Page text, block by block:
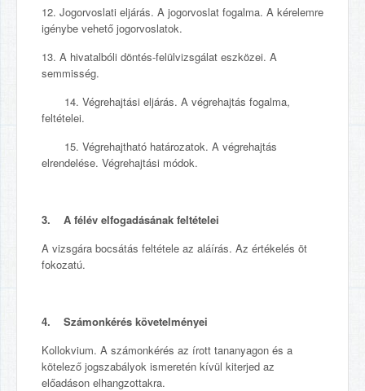
12. Jogorvoslati eljárás. A jogorvoslat fogalma. A kérelemre
igénybe vehető jogorvoslatok.
13. A hivatalbóli döntés-felülvizsgálat eszközei. A
semmisség.
14. Végrehajtási eljárás. A végrehajtás fogalma,
feltételei.
15. Végrehajtható határozatok. A végrehajtás
elrendelése. Végrehajtási módok.
3. A félév elfogadásának feltételei
A vizsgára bocsátás feltétele az aláírás. Az értékelés öt
fokozatú.
4. Számonkérés követelményei
Kollokvium. A számonkérés az írott tananyagon és a
kötelező jogszabályok ismeretén kívül kiterjed az
előadáson elhangzottakra.